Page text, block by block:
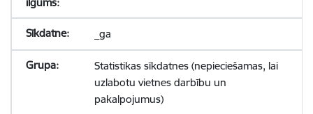
_ga
Statistikas sīkdatnes (nepieciešamas, lai
uzlabotu vietnes darbību un
pakalpojumus)